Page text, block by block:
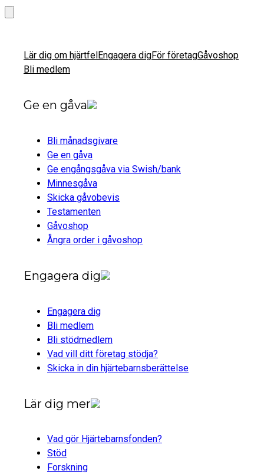
Lär dig om hjärtfelEngagera digFör företagGåvoshop
Bli medlem
Ge en gåva
Bli månadsgivare
Ge en gåva
Ge engångsgåva via Swish/bank
Minnesgåva
Skicka gåvobevis
Testamenten
Gåvoshop
Ångra order i gåvoshop
Engagera dig
Engagera dig
Bli medlem
Bli stödmedlem
Vad vill ditt företag stödja?
Skicka in din hjärtebarnsberättelse
Lär dig mer
Vad gör Hjärtebarnsfonden?
Stöd
Forskning